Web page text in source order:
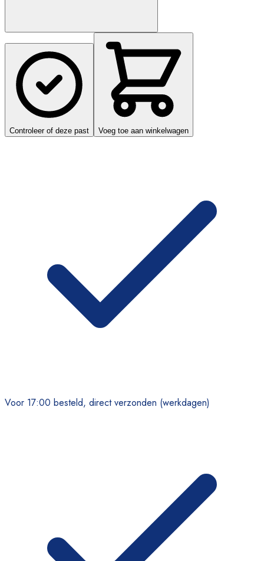
Controleer of deze past Voeg toe aan winkelwagen
Voor 17:00 besteld, direct verzonden (werkdagen)